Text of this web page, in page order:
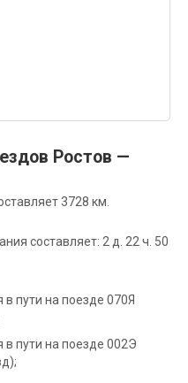
Ростов —
3728 км.
составляет: 2 д. 22 ч. 50
пути на поезде 070Я
в пути на поезде 002Э